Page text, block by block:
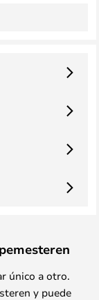
único a otro.
y puede